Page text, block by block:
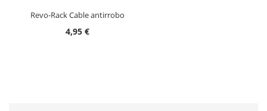
Revo-Rack Cable antirrobo
4,95 €